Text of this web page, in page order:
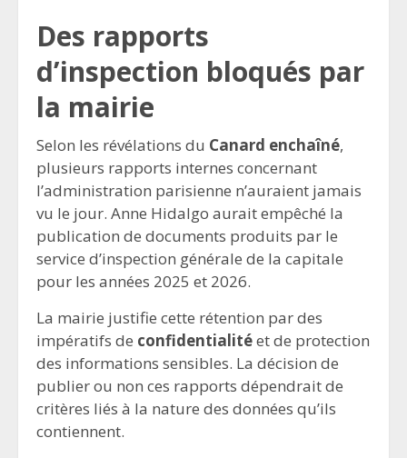
Des rapports
d’inspection bloqués par
la mairie
Selon les révélations du Canard enchaîné,
plusieurs rapports internes concernant
l’administration parisienne n’auraient jamais
vu le jour. Anne Hidalgo aurait empêché la
publication de documents produits par le
service d’inspection générale de la capitale
pour les années 2025 et 2026.
La mairie justifie cette rétention par des
impératifs de confidentialitéet de protection
des informations sensibles. La décision de
publier ou non ces rapports dépendrait de
critères liés à la nature des données qu’ils
contiennent.